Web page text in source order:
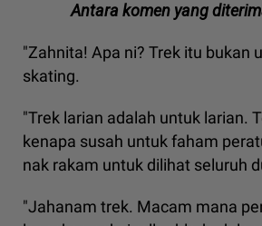
Antara komen yang
"Zahnita! Apa ni? Trek itu bukan
skating.
"Trek larian adalah untuk larian.
kenapa susah untuk faham
nak rakam untuk dilihat seluruh
"Jahanam trek. Macam mana